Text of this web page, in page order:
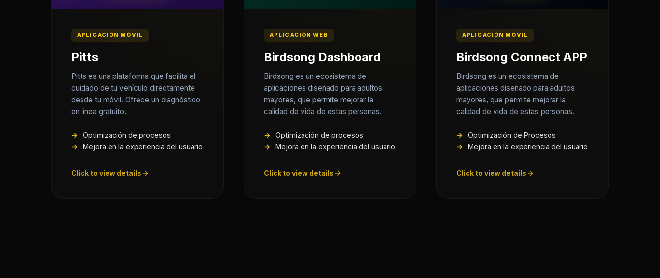
APLICACIÓN MÓVIL
Pitts
Pitts es una plataforma que facilita el
cuidado de tu vehículo directamente
desde tu móvil. Ofrece un diagnóstico
en línea gratuito.
Optimización de procesos
Mejora en la experiencia del usuario
Click to view details
APLICACIÓN WEB
Birdsong Dashboard
Birdsong es un ecosistema de
aplicaciones diseñado para adultos
mayores, que permite mejorar la
calidad de vida de estas personas.
Optimización de procesos
Mejora en la experiencia del usuario
Click to view details
APLICACIÓN MÓVIL
Birdsong Connect APP
Birdsong es un ecosistema de
aplicaciones diseñado para adultos
mayores, que permite mejorar la
calidad de vida de estas personas.
Optimización de Procesos
Mejora en la experiencia del usuario
Click to view details